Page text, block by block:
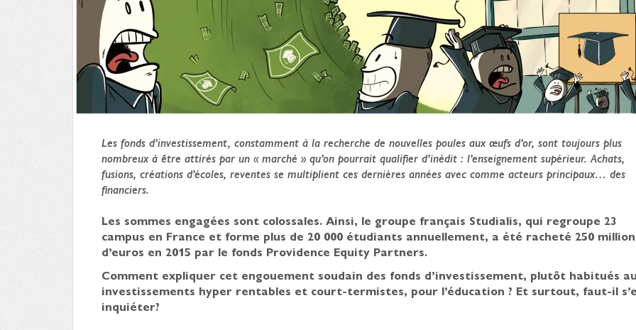
Les fonds d’investissement, constamment à la recherche de nouvelles poules aux œufs d’or, sont toujours plus
nombreux à être attirés par un « marché » qu’on pourrait qualifier d’inédit : l’enseignement supérieur. Achats,
fusions, créations d’écoles, reventes se multiplient ces dernières années avec comme acteurs principaux… des
financiers.
Les sommes engagées sont colossales. Ainsi, le groupe français Studialis, qui regroupe 23
campus en France et forme plus de 20 000 étudiants annuellement, a été racheté 250
d’euros en 2015 par le fonds Providence Equity Partners.
Comment expliquer cet engouement soudain des fonds d’investissement, plutôt habitués
investissements hyper rentables et court-termistes, pour l’éducation ? Et surtout, faut-il
inquiéter?